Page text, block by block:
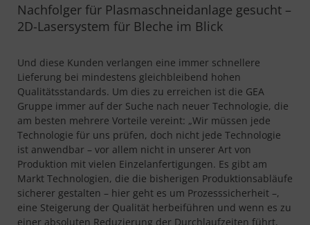
Nachfolger für Plasmaschneidanlage gesucht –
2D-Lasersystem für Bleche im Blick
Und diese Kunden verlangen eine immer schnellere
Lieferung bei mindestens gleichbleibend hohen
Qualitätsstandards. Um dies zu erreichen ist die GEA
Gruppe immer auf der Suche nach neuer Technologie, die
am besten mehrere Vorteile vereint: „Wir müssen jede
Technologie für uns prüfen, doch nicht jede Technologie
ist anwendbar – vor allem nicht in unserer Art von
Produktion mit vielen Einzelanfertigungen. Es gibt am
Markt Technologien, die die bisherigen Produktionsabläufe
sicherer gestalten – hier geht es um Prozesssicherheit –,
eine Steigerung der Qualität herbeiführen und wenn es zu
einer absoluten Reduzierung der Durchlaufzeiten führt,